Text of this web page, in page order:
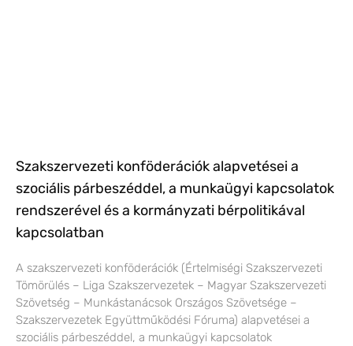
Szakszervezeti konföderációk alapvetései a
szociális párbeszéddel, a munkaügyi kapcsolatok
rendszerével és a kormányzati bérpolitikával
kapcsolatban
A szakszervezeti konföderációk (Értelmiségi Szakszervezeti
Tömörülés – Liga Szakszervezetek – Magyar Szakszervezeti
Szövetség – Munkástanácsok Országos Szövetsége –
Szakszervezetek Együttműködési Fóruma) alapvetései a
szociális párbeszéddel, a munkaügyi kapcsolatok